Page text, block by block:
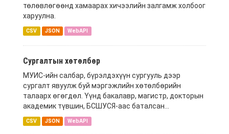
төлөвлөгөөнд хамаарах хичээлийн залгамж холбоог
харуулна.
CSV JSON WebAPI
Сургалтын хөтөлбөр
МУИС-ийн салбар, бүрэлдэхүүн сургууль дээр
сургалт явуулж буй мэргэжлийн хөтөлбөрийн
талаарх өгөгдөл. Үүнд бакалавр, магистр, докторын
академик түвшин, БСШУСЯ-аас баталсан...
CSV JSON WebAPI